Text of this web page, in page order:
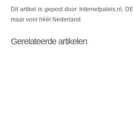
Dit artikel is gepost door Internetpaleis.nl, DE
maar voor héél Nederland.
Gerelateerde artikelen